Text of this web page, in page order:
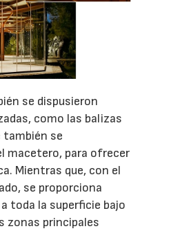
se dispusieron
como las balizas
también se
macetero, para ofrecer
Mientras que, con el
se proporciona
toda la superficie bajo
zonas principales